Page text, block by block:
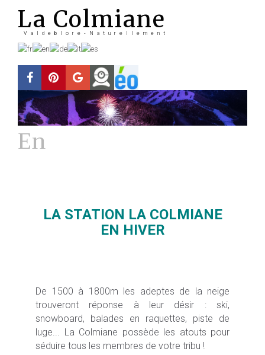
La Colmiane
Valdeblore-Naturellement
En
LA STATION LA COLMIANE
EN HIVER
De 1500 à 1800m les adeptes de la neige
trouveront réponse à leur désir : ski,
snowboard, balades en raquettes, piste de
luge... La Colmiane possède les atouts pour
séduire tous les membres de votre tribu !